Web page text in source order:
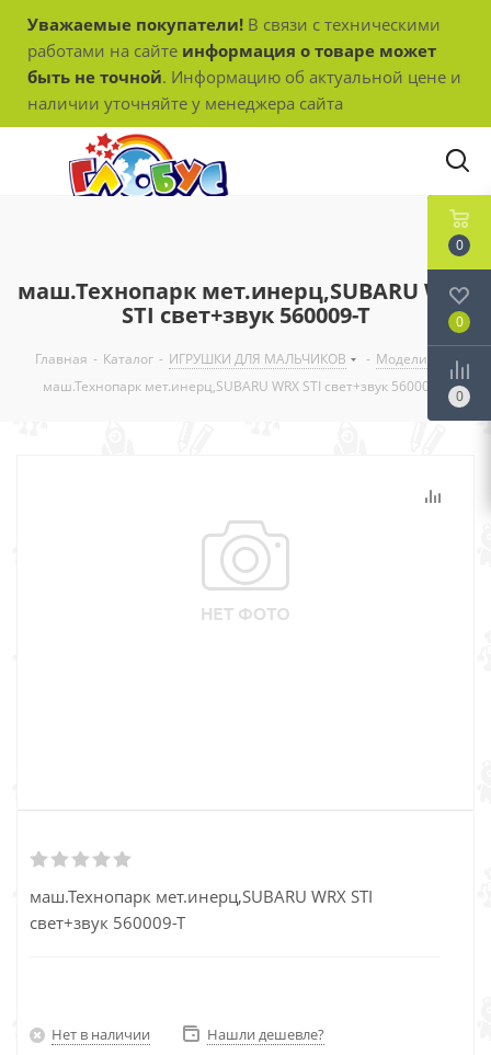
Уважаемые покупатели! В связи с техническими
работами на сайте информация о товаре может
быть не точной. Информацию об актуальной цене и
наличии уточняйте у менеджера сайта
маш.Технопарк мет.инерц,SUBARU WRX
STI свет+звук 560009-Т
Главная - Каталог - ИГРУШКИ ДЛЯ МАЛЬЧИКОВ - Модели
маш.Технопарк мет.инерц,SUBARU WRX STI свет+звук 560009-Т
маш.Технопарк мет.инерц,SUBARU WRX STI
свет+звук 560009-Т
Нет в наличии Нашли дешевле?
0
0
0